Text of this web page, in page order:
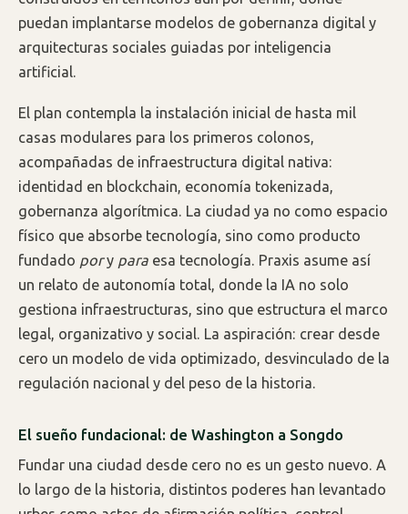
puedan implantarse modelos de gobernanza digital y
arquitecturas sociales guiadas por inteligencia
artificial.
El plan contempla la instalación inicial de hasta mil
casas modulares para los primeros colonos,
acompañadas de infraestructura digital nativa:
identidad en blockchain, economía tokenizada,
gobernanza algorítmica. La ciudad ya no como espacio
físico que absorbe tecnología, sino como producto
fundado pory para esa tecnología. Praxis asume así
un relato de autonomía total, donde la IA no solo
gestiona infraestructuras, sino que estructura el marco
legal, organizativo y social. La aspiración: crear desde
cero un modelo de vida optimizado, desvinculado de la
regulación nacional y del peso de la historia.
El sueño fundacional: de Washington a Songdo
Fundar una ciudad desde cero no es un gesto nuevo. A
lo largo de la historia, distintos poderes han levantado